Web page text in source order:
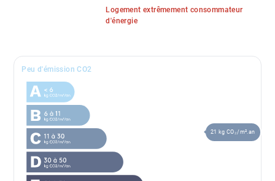
Logement extrêmement consommateur
d'énergie
Peu d'émission CO2
21 kg CO₂/m².an